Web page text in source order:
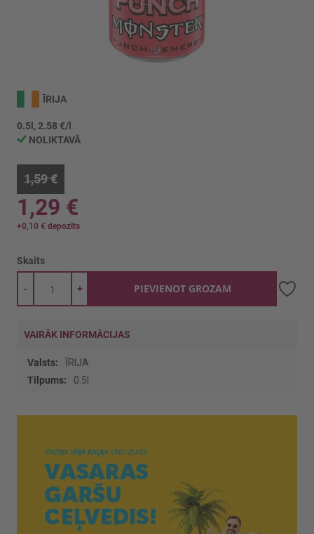
galerijas
sākumu
ĪRIJA
0.5l, 2.58 €/l
NOLIKTAVĀ
1,59 €
1,29 €
+0,10 € depozīts
Skaits
+
- PIEVIENOT GROZAM
VAIRĀK INFORMĀCIJAS
Vairāk
informācijas
ĪRIJA
0.5l